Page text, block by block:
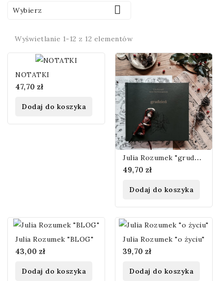
Wybierz 
Wyświetlanie 1-12 z 12 elementów
NOTATKI
47,70 zł
Dodaj do koszyka
J
ulia Rozumek "grudzień"
49,70 zł
Dodaj do koszyka
Julia Rozumek "BLOG"
43,00 zł
Dodaj do koszyka
Julia Rozumek "o życiu"
39,70 zł
Dodaj do koszyka